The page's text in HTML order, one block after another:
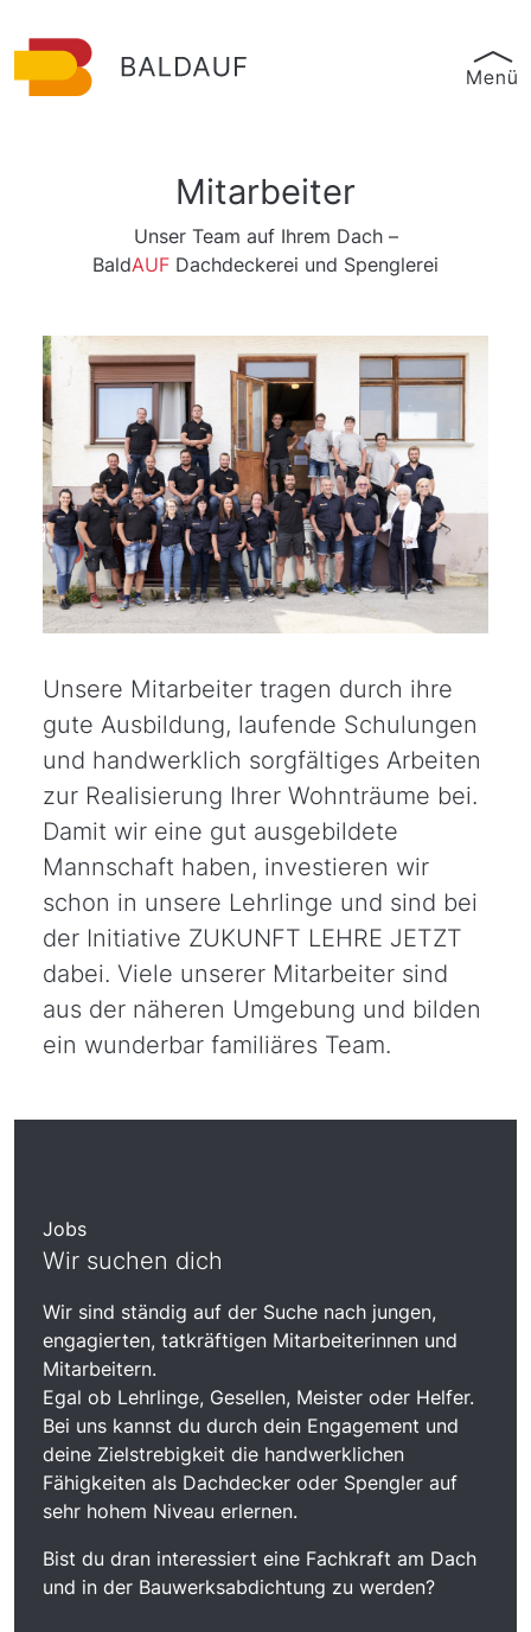
Mitarbeiter
Unser Team auf Ihrem Dach –
BaldAUF Dachdeckerei und Spenglerei
Unsere Mitarbeiter tragen durch ihre
gute Ausbildung, laufende Schulungen
und handwerklich sorgfältiges Arbeiten
zur Realisierung Ihrer Wohnträume bei.
Damit wir eine gut ausgebildete
Mannschaft haben, investieren wir
schon in unsere Lehrlinge und sind bei
der Initiative ZUKUNFT LEHRE JETZT
dabei. Viele unserer Mitarbeiter sind
aus der näheren Umgebung und bilden
ein wunderbar familiäres Team.
Jobs
Wir suchen dich
Wir sind ständig auf der Suche nach jungen,
engagierten, tatkräftigen Mitarbeiterinnen und
Mitarbeitern.
Egal ob Lehrlinge, Gesellen, Meister oder Helfer.
Bei uns kannst du durch dein Engagement und
deine Zielstrebigkeit die handwerklichen
Fähigkeiten als Dachdecker oder Spengler auf
sehr hohem Niveau erlernen.
Bist du dran interessiert eine Fachkraft am Dach
und in der Bauwerksabdichtung zu werden?